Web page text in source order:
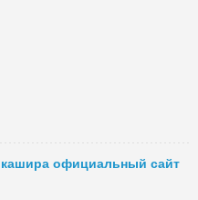
кашира официальный сайт